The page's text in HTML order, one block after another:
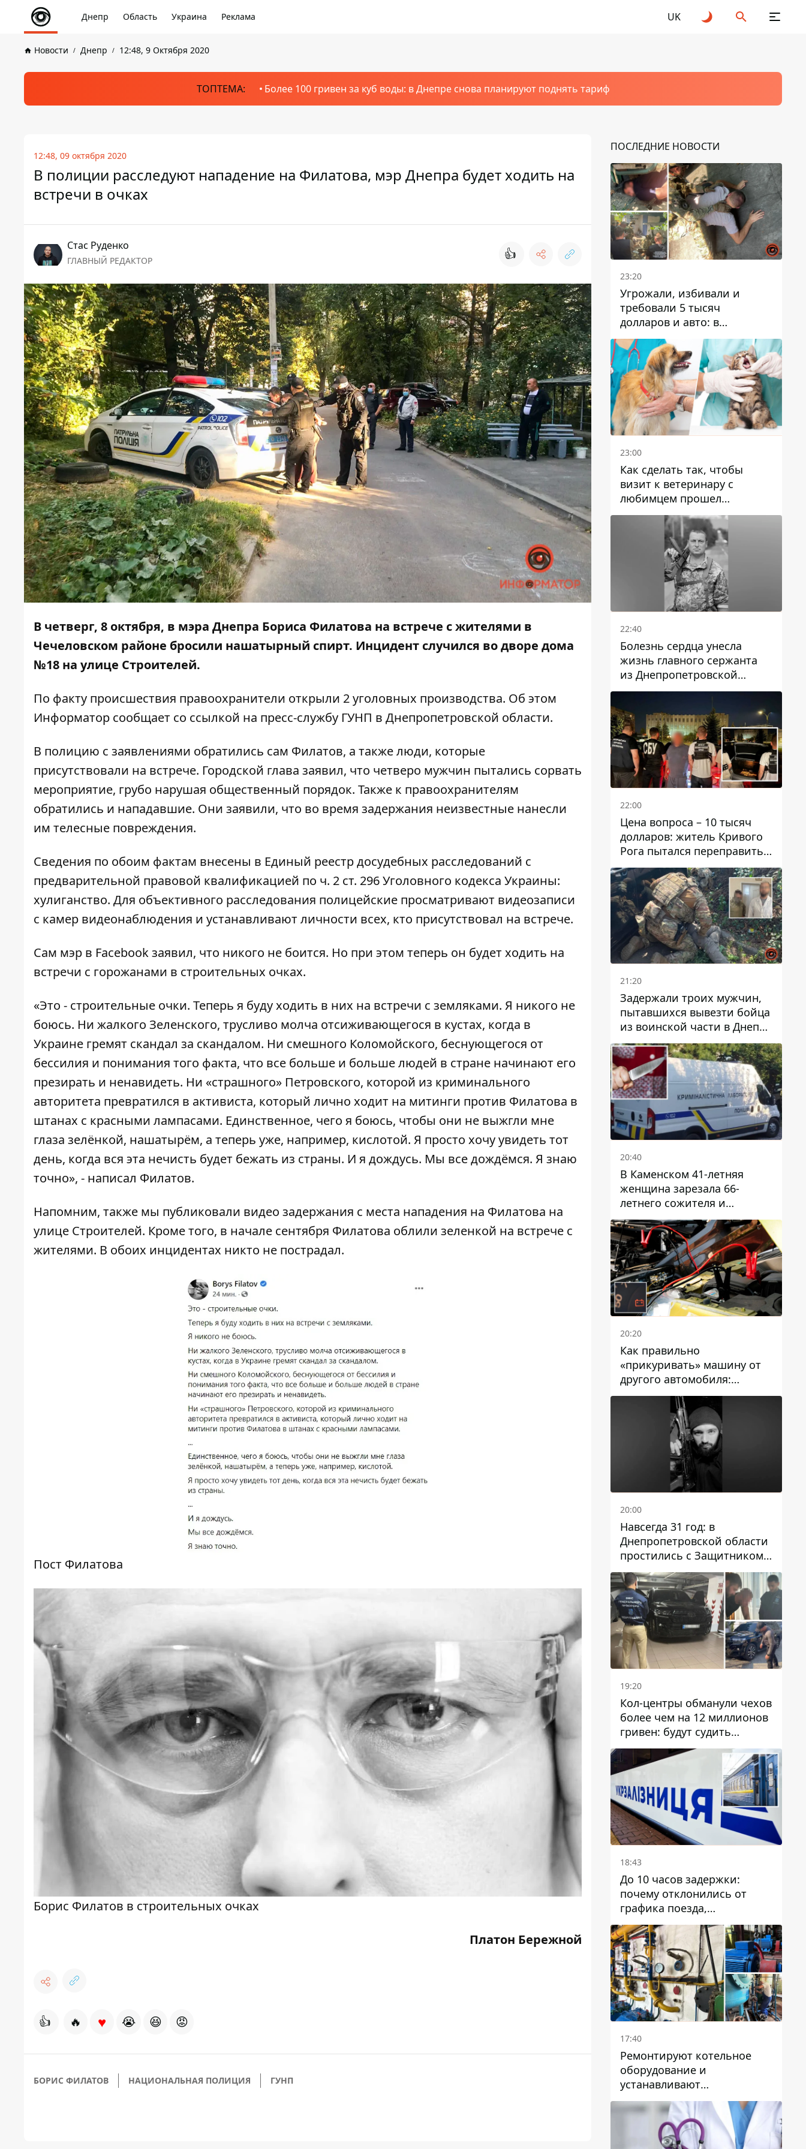
Днепр Область Украина Реклама UK
Новости Днепр 12:48, 9 Октября 2020
ТОПТЕМА: Более 100 гривен за куб воды: в Днепре снова планируют поднять тариф
12:48, 09 октября 2020
В полиции расследуют нападение на Филатова, мэр Днепра будет ходить на
встречи в очках
Стаc Руденко
ГЛАВНЫЙ РЕДАКТОР 👍
В четверг, 8 октября, в мэра Днепра Бориса Филатова на встрече с жителями в
Чечеловском районе бросили нашатырный спирт. Инцидент случился во дворе дома
№18 на улице Строителей.
По факту происшествия правоохранители открыли 2 уголовных производства. Об этом
Информатор сообщает со ссылкой на пресс-службу ГУНП в Днепропетровской области.
В полицию с заявлениями обратились сам Филатов, а также люди, которые
присутствовали на встрече. Городской глава заявил, что четверо мужчин пытались сорвать
мероприятие, грубо нарушая общественный порядок. Также к правоохранителям
обратились и нападавшие. Они заявили, что во время задержания неизвестные нанесли
им телесные повреждения.
Сведения по обоим фактам внесены в Единый реестр досудебных расследований с
предварительной правовой квалификацией по ч. 2 ст. 296 Уголовного кодекса Украины:
хулиганство. Для объективного расследования полицейские просматривают видеозаписи
с камер видеонаблюдения и устанавливают личности всех, кто присутствовал на встрече.
Сам мэр в Facebookзаявил, что никого не боится. Но при этом теперь он будет ходить на
встречи с горожанами в строительных очках.
«Это - строительные очки. Теперь я буду ходить в них на встречи с земляками. Я никого не
боюсь. Ни жалкого Зеленского, трусливо молча отсиживающегося в кустах, когда в
Украине гремят скандал за скандалом. Ни смешного Коломойского, беснующегося от
бессилия и понимания того факта, что все больше и больше людей в стране начинают его
презирать и ненавидеть. Ни «страшного» Петровского, которой из криминального
авторитета превратился в активиста, который лично ходит на митинги против Филатова в
штанах с красными лампасами. Единственное, чего я боюсь, чтобы они не выжгли мне
глаза зелёнкой, нашатырём, а теперь уже, например, кислотой. Я просто хочу увидеть тот
день, когда вся эта нечисть будет бежать из страны. И я дождусь. Мы все дождёмся. Я знаю
точно», - написал Филатов.
Напомним, также мы публиковали видео задержания с места нападения на Филатова на
улице Строителей. Кроме того, в начале сентября Филатова облили зеленкой на встрече с
жителями. В обоих инцидентах никто не пострадал.
Пост Филатова
Борис Филатов в строительных очках
Платон Бережной
👍 🔥 ♥ 😭 😆 😡
БОРИС ФИЛАТОВ НАЦИОНАЛЬНАЯ ПОЛИЦИЯ ГУНП
ПОСЛЕДНИЕ НОВОСТИ
23:20
Угрожали, избивали и
требовали 5 тысяч
долларов и авто: в
Павлограде задержали двух
мужчин
23:00
Как сделать так, чтобы
визит к ветеринару с
любимцем прошел
спокойно: простые советы
22:40
Болезнь сердца унесла
жизнь главного сержанта
из Днепропетровской
области Юрия Свистуна
22:00
Цена вопроса – 10 тысяч
долларов: житель Кривого
Рога пытался переправить
мужчину в Словакию
21:20
Задержали троих мужчин,
пытавшихся вывезти бойца
из воинской части в Днепр
за 7 тысяч долларов: среди
них был врач
20:40
В Каменском 41-летняя
женщина зарезала 66-
летнего сожителя и
пыталась обмануть
полицейских
20:20
Как правильно
«прикуривать» машину от
другого автомобиля:
инструкция для водителей
20:00
Навсегда 31 год: в
Днепропетровской области
простились с Защитником
Александром Репиным
19:20
Кол-центры обманули чехов
более чем на 12 миллионов
гривен: будут судить
днепрянина,
организовавшего
транснациональную
преступную организацию
18:43
До 10 часов задержки:
почему отклонились от
графика поезда,
курсирующие через Днепр
и область
17:40
Ремонтируют котельное
оборудование и
устанавливают
генераторные установки:
как в Днепре готовятся к
отопительному сезону